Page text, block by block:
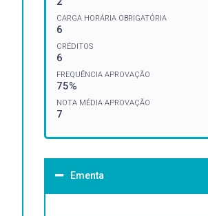
CARGA HORÁRIA OBRIGATÓRIA
6
CRÉDITOS
6
FREQUÊNCIA APROVAÇÃO
75%
NOTA MÉDIA APROVAÇÃO
7
Ementa